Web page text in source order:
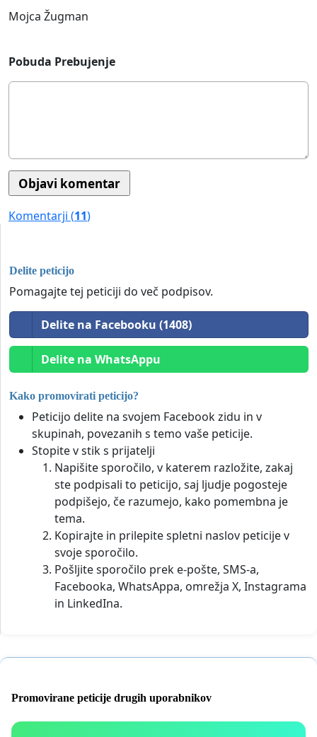
Mojca Žugman
Pobuda Prebujenje
Komentarji (11)
Delite peticijo
Pomagajte tej peticiji do več podpisov.
Delite na Facebooku (1408)
Delite na WhatsAppu
Kako promovirati peticijo?
Peticijo delite na svojem Facebook zidu in v
skupinah, povezanih s temo vaše peticije.
Stopite v stik s prijatelji
Napišite sporočilo, v katerem razložite, zakaj
ste podpisali to peticijo, saj ljudje pogosteje
podpišejo, če razumejo, kako pomembna je
tema.
Kopirajte in prilepite spletni naslov peticije v
svoje sporočilo.
Pošljite sporočilo prek e-pošte, SMS-a,
Facebooka, WhatsAppa, omrežja X, Instagrama
in LinkedIna.
Promovirane peticije drugih uporabnikov